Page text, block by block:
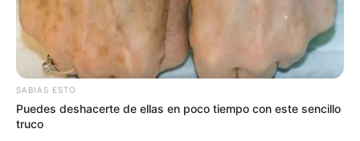
científica para sustentar estos beneficios en
humanos aún es limitada.
SABIAS ESTO
Puedes deshacerte de ellas en poco tiempo con este sencillo
truco